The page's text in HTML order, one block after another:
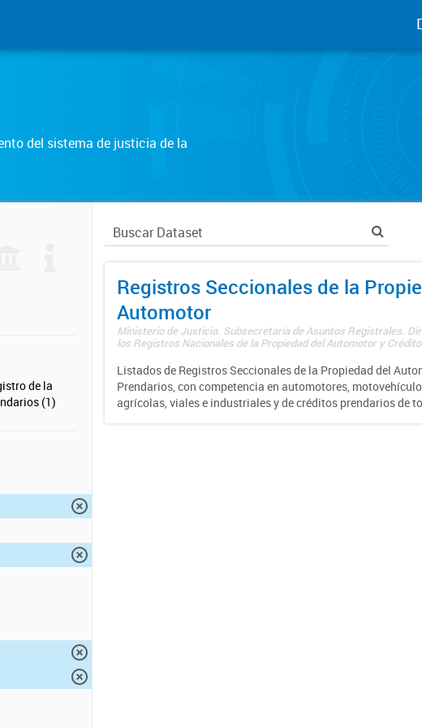
del sistema de justicia de la
de la
(1)
Registros Seccionales de la
Automotor
Ministerio de Justicia. Subsecretaría de Asuntos Registrales.
los Registros Nacionales de la Propiedad del Automotor y
Listados de Registros Seccionales de la Propiedad del
Prendarios, con competencia en automotores,
agrícolas, viales e industriales y de créditos prendarios de